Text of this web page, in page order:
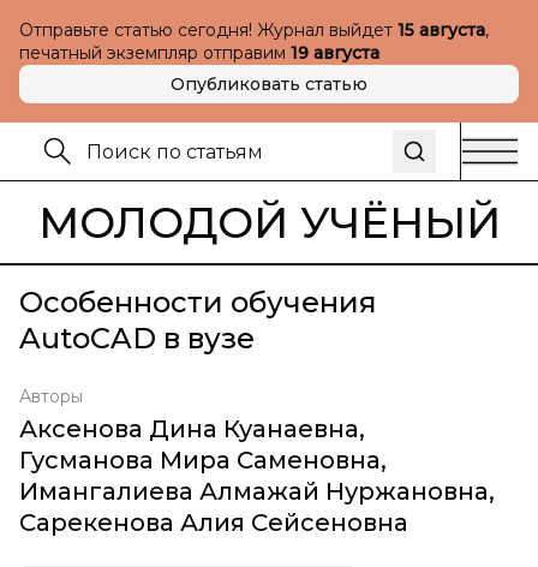
Отправьте статью сегодня! Журнал выйдет 15 августа,
печатный экземпляр отправим 19 августа
Опубликовать статью
МОЛОДОЙ УЧЁНЫЙ
Особенности обучения
AutoCAD в вузе
Авторы
Аксенова Дина Куанаевна,
Гусманова Мира Саменовна,
Имангалиева Алмажай Нуржановна,
Сарекенова Алия Сейсеновна